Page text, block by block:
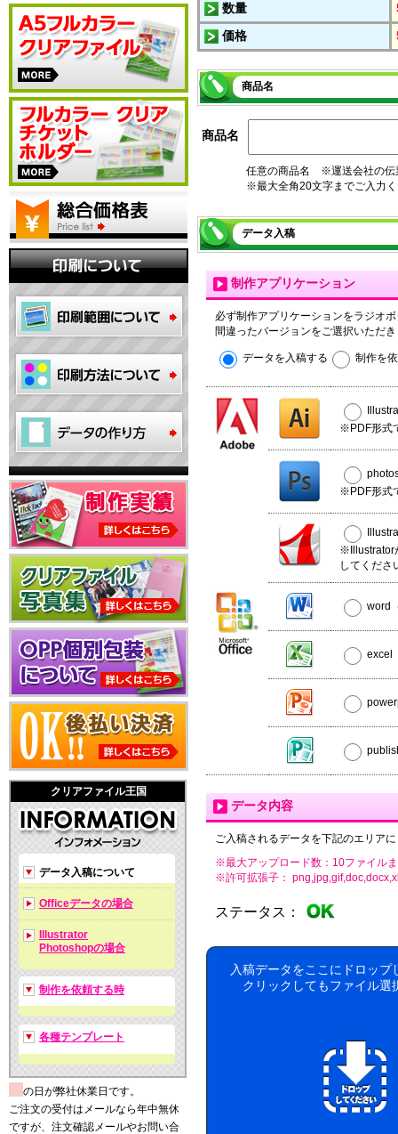
クリアファイル王国
データ入稿について
Officeデータの場合
Illustrator
Photoshopの場合
制作を依頼する時
各種テンプレート
の日が弊社休業日です。
ご注文の受付はメールなら年中無休
ですが、注文確認メールやお問い合
数量
価格
商品名
商品名
任意の商品名 ※運送会社の伝
※最大全角20文字までご入力
データ入稿
制作アプリケーション
必ず制作アプリケーションをラジオ
間違ったバージョンをご選択いただ
データを入稿する 制作を
※PDF形式
※PDF形式
※Illustrator
してくださ
word
excel
データ内容
ご入稿されるデータを下記のエリア
※最大アップロード数：10ファイル
※許可拡張子：
ステータス：
入稿データをここにドロップ
クリックしてもファイル選